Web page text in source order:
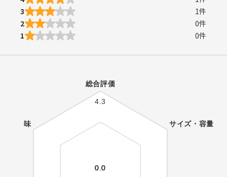
3
1件
2
0件
1
0件